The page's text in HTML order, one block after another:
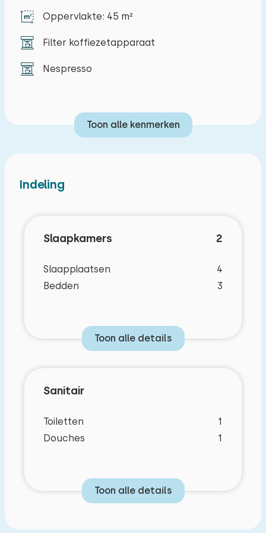
Oppervlakte: 45 m²
Filter koffiezetapparaat
Nespresso
Toon alle kenmerken
Indeling
Slaapkamers 2
Slaapplaatsen
4
Bedden
3
Toon alle details
Sanitair
Toiletten
1
Douches
1
Toon alle details